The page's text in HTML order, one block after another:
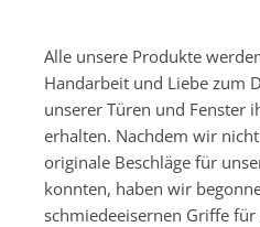
Alle unsere Produkte
Handarbeit und Liebe zum
unserer Türen und Fenster
erhalten. Nachdem wir
originale Beschläge für
konnten, haben wir
schmiedeeisernen Griffe